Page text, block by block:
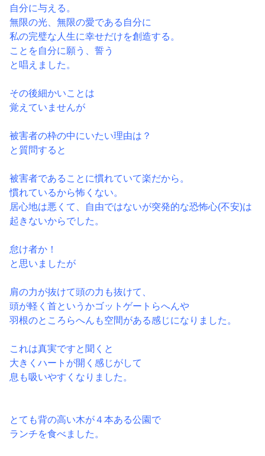
自分に与える。
無限の光、無限の愛である自分に
私の完璧な人生に幸せだけを創造する。
ことを自分に願う、誓う
と唱えました。
その後細かいことは
覚えていませんが
被害者の枠の中にいたい理由は？
と質問すると
被害者であることに慣れていて楽だから。
慣れているから怖くない。
居心地は悪くて、自由ではないが突発的な恐怖心(不安)は
起きないからでした。
怠け者か！
と思いましたが
肩の力が抜けて頭の力も抜けて、
頭が軽く首というかゴットゲートらへんや
羽根のところらへんも空間がある感じになりました。
これは真実ですと聞くと
大きくハートが開く感じがして
息も吸いやすくなりました。
とても背の高い木が４本ある公園で
ランチを食べました。